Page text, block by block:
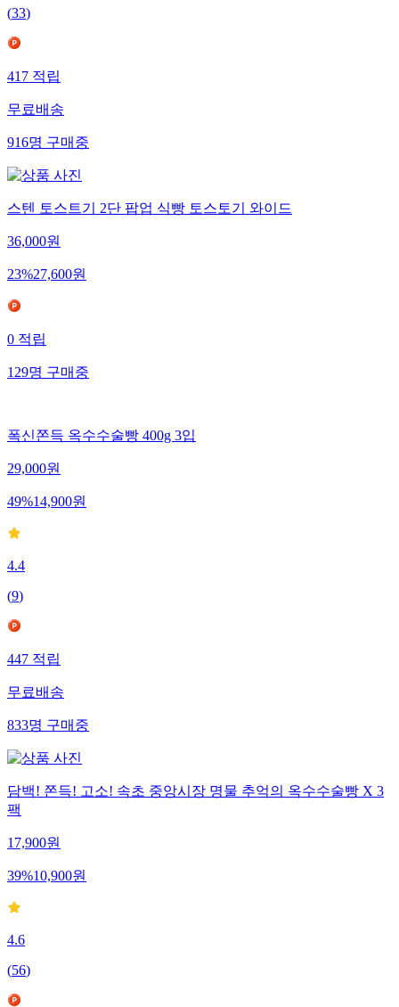
(33)
417적립
무료배송
916명구매중
스텐 토스트기 2단 팝업 식빵 토스토기 와이드
36,000원
23%27,600원
0적립
129명구매중
폭신쫀득 옥수수술빵 400g 3입
29,000원
49%14,900원
4.4
(9)
447적립
무료배송
833명구매중
담백! 쫀득! 고소! 속초 중앙시장 명물 추억의 옥수수술빵 X 3
팩
17,900원
39%10,900원
4.6
(56)